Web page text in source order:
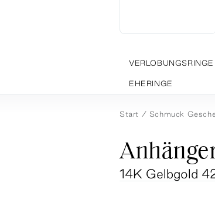
VERLOBUNGSRINGE
EHERINGE
Start Schmuck
14K Gelbgold